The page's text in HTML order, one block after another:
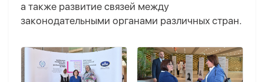
а также развитие связей между
законодательными органами различных стран.